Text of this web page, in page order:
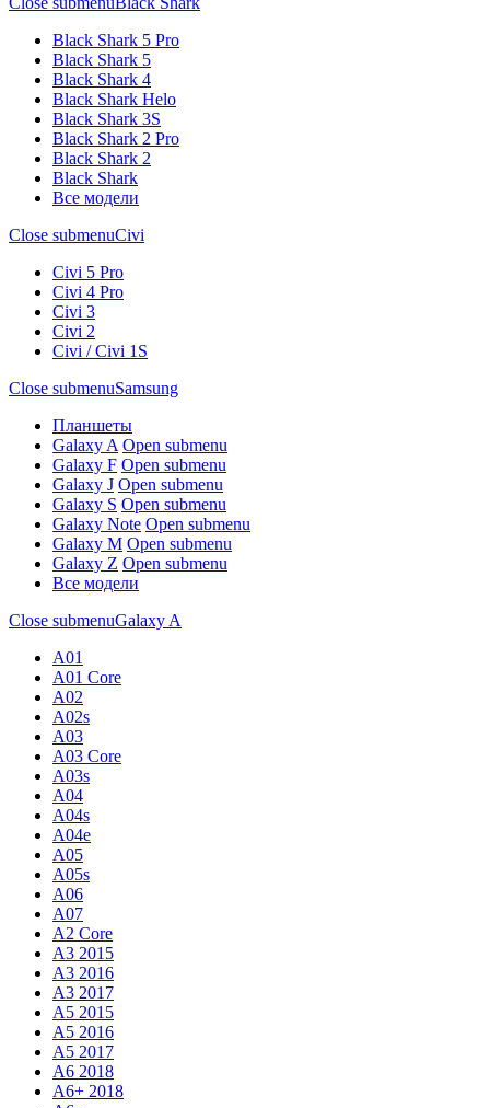
Black Shark 5 Pro
Black Shark 5
Black Shark 4
Black Shark Helo
Black Shark 3S
Black Shark 2 Pro
Black Shark 2
Black Shark
Все модели
Close submenuCivi
Civi 5 Pro
Civi 4 Pro
Civi 3
Civi 2
Civi / Civi 1S
Close submenuSamsung
Планшеты
Galaxy A Open submenu
Galaxy F Open submenu
Galaxy J Open submenu
Galaxy S Open submenu
Galaxy Note Open submenu
Galaxy M Open submenu
Galaxy Z Open submenu
Все модели
Close submenuGalaxy A
A01
A01 Core
A02
A02s
A03
A03 Core
A03s
A04
A04s
A04e
A05
A05s
A06
A07
A2 Core
A3 2015
A3 2016
A3 2017
A5 2015
A5 2016
A5 2017
A6 2018
A6+ 2018